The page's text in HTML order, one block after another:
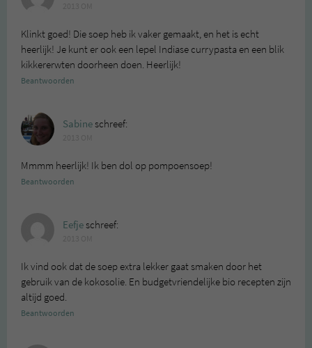
Klinkt goed! Die soep heb ik vaker gemaakt, en het is echt
heerlijk! Je kunt er ook een lepel Indiase currypasta en een blik
kikkererwten doorheen doen. Heerlijk!
Beantwoorden
Sabineschreef:
Mmmm heerlijk! Ik ben dol op pompoensoep!
Beantwoorden
Eefjeschreef:
Ik vind ook dat de soep extra lekker gaat smaken door het
gebruik van de kokosolie. En budgetvriendelijke bio recepten zijn
altijd goed.
Beantwoorden